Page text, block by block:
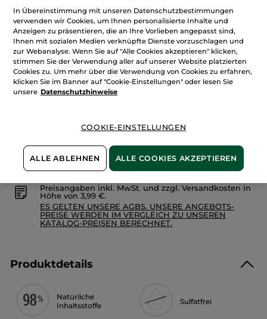
5
Sternen.
Bewertungen
anzeigen.
Handcreme
Hammam
Arganöl-
Rosenwasser
30
133,00€ / 1l
Menge
IN DEN WARENKORB
Lieferung zwischen dem 11/08 und dem 12/08
Sichere Zahlung
100 % zufrieden oder Geld zurück
Preisangaben inkl. MwSt. und zzgl. Versandkosten in
Höhe von 3,99 €.
ES GELTEN UNSERE AGBS. UNSERE ANGEBOTS-
PREISE WERDEN IM VERGLEICH ZU UNSEREN
KATALOG-PREISEN BERECHNET.
Produktdetails
Natürliche
Inhaltsstoffe
Sulfatfrei
In Übereinstimmung mit unseren Datenschutzbestimmungen
verwenden wir Cookies, um Ihnen personalisierte Inhalte und
Anzeigen zu präsentieren, die an Ihre Vorlieben angepasst sind,
Ihnen mit sozialen Medien verknüpfte Dienste vorzuschlagen und
zur Webanalyse. Wenn Sie auf "Alle Cookies akzeptieren" klicken,
stimmen Sie der Verwendung aller auf unserer Website platzierten
Cookies zu. Um mehr über die Verwendung von Cookies zu erfahren,
klicken Sie im Banner auf "Cookie-Einstellungen" oder lesen Sie
unsere Datenschutzhinweise
COOKIE-EINSTELLUNGEN
ALLE ABLEHNEN ALLE COOKIES AKZEPTIEREN